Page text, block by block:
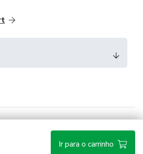
Ir para o carrinho